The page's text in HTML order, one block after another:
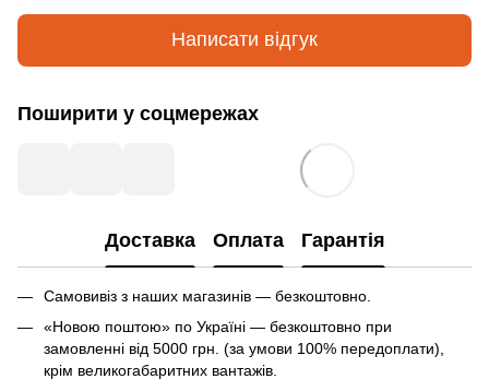
Написати відгук
Поширити у соцмережах
Доставка Оплата Гарантія
Самовивіз з наших магазинів — безкоштовно.
«Новою поштою» по Україні — безкоштовно при
замовленні від 5000 грн. (за умови 100% передоплати),
крім великогабаритних вантажів.